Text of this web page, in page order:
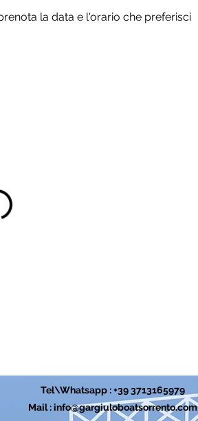
la data e l'orario che preferisci
Tel\Whatsapp : +39 3713165979
Mail :info@gargiuloboatsorrento.com